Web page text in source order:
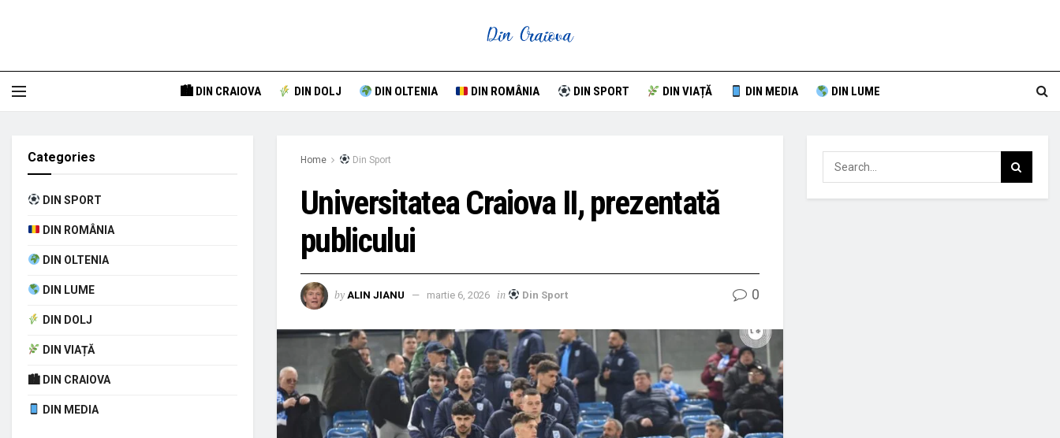
🏙 DIN CRAIOVA DIN DOLJ DIN OLTENIA DIN ROMÂNIA DIN SPORT DIN VIAȚĂ DIN MEDIA DIN LUME
Home Din Sport
Universitatea Craiova II, prezentată
publicului
by ALIN JIANU martie 6, 2026 in Din Sport 0
Categories
DIN SPORT
DIN ROMÂNIA
DIN OLTENIA
DIN LUME
DIN DOLJ
DIN VIAȚĂ
🏙 DIN CRAIOVA
DIN MEDIA